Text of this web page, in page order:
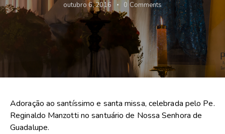
outubro 6, 2016 0 Comments
Adoração ao santíssimo e santa missa, celebrada pelo Pe.
Reginaldo Manzotti no santuário de Nossa Senhora de
Guadalupe.